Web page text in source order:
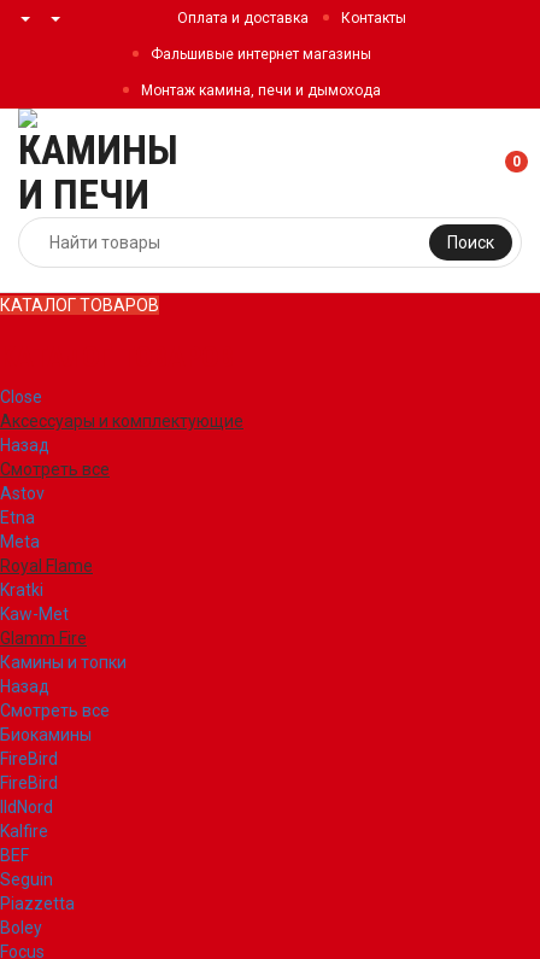
Оплата и доставка Контакты
Фальшивые интернет магазины
Монтаж камина, печи и дымохода
Поиск
0
КАТАЛОГ ТОВАРОВ
Close
Аксессуары и комплектующие
Назад
Смотреть все
Astov
Etna
Meta
Royal Flame
Kratki
Kaw-Met
Glamm Fire
Камины и топки
Назад
Смотреть все
Биокамины
FireBird
FireBird
IldNord
Kalfire
BEF
Seguin
Piazzetta
Boley
Focus